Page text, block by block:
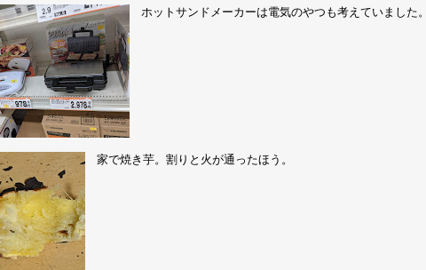
ホットサンドメーカーは電気のやつも考えていました
家で焼き芋。割りと火が通ったほう。